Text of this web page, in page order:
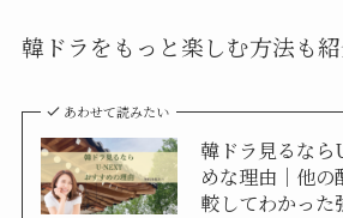
韓ドラをもっと楽しむ方法も
あわせて読みたい
韓ドラ見るな
めな理由｜他
較してわかった